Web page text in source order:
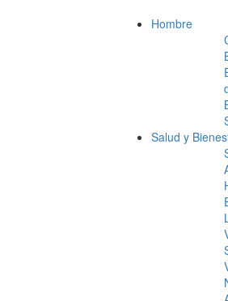
Hombre
Salud y